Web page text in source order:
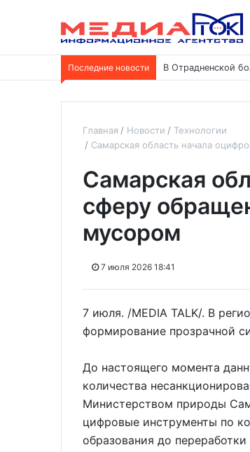
Последние новости В Отрадненской
Главная Новости
Технологии
Самарская область начала
Самарская
сферу
мусором
7 июля 2026 18:41
7 июля. /MEDIA TALK/. В
формирование прозрачной
До настоящего момента
количества
Министерством природы
цифровые инструменты по
образования до